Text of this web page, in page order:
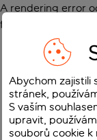
A rendering error
function
Abychom zajistili
stránek,
S vaším
upravit,
souborů cookie k